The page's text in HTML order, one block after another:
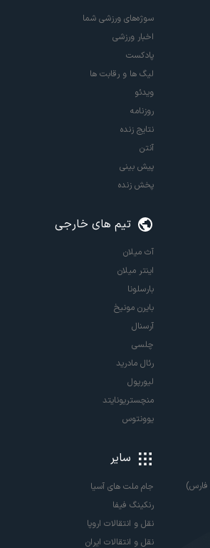
سوژه‌های ورزشی شما
اخبار ورزشی
پادکست
لیگ ها و رقابت ها
ویدئو
روزنامه
نتایج زنده
آنتن
پیش بینی
پخش زنده
تیم های خارجی
آث میلان
اینتر میلان
بارسلونا
بایرن مونیخ
آرسنال
چلسی
رئال مادرید
لیورپول
منچستریونایتد
یوونتوس
فارس)
سایر
جام ملت های آسیا
رنکینگ فیفا
نقل و انتقالات اروپا
نقل و انتقالات ایران